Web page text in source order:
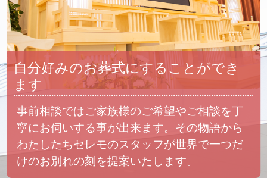
自分好みのお葬式にすることができ
ます
事前相談ではご家族様のご希望やご相談を丁
寧にお伺いする事が出来ます。その物語から
わたしたちセレモのスタッフが世界で一つだ
けのお別れの刻を提案いたします。